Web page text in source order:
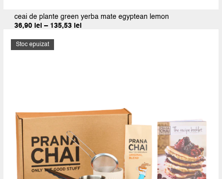
ceai de plante green yerba mate egyptean lemon
36,90 lei – 135,53 leiInterval
Stoc epuizat